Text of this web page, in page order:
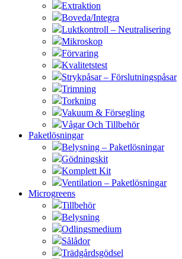
Extraktion
Boveda/Integra
Luktkontroll – Neutralisering
Mikroskop
Förvaring
Kvalitetstest
Strykpåsar – Förslutningspåsar
Trimning
Torkning
Vakuum & Försegling
Vågar Och Tillbehör
Paketlösningar
Belysning – Paketlösningar
Gödningskit
Komplett Kit
Ventilation – Paketlösningar
Microgreens
Tillbehör
Belysning
Odlingsmedium
Sålådor
Trädgårdsgödsel